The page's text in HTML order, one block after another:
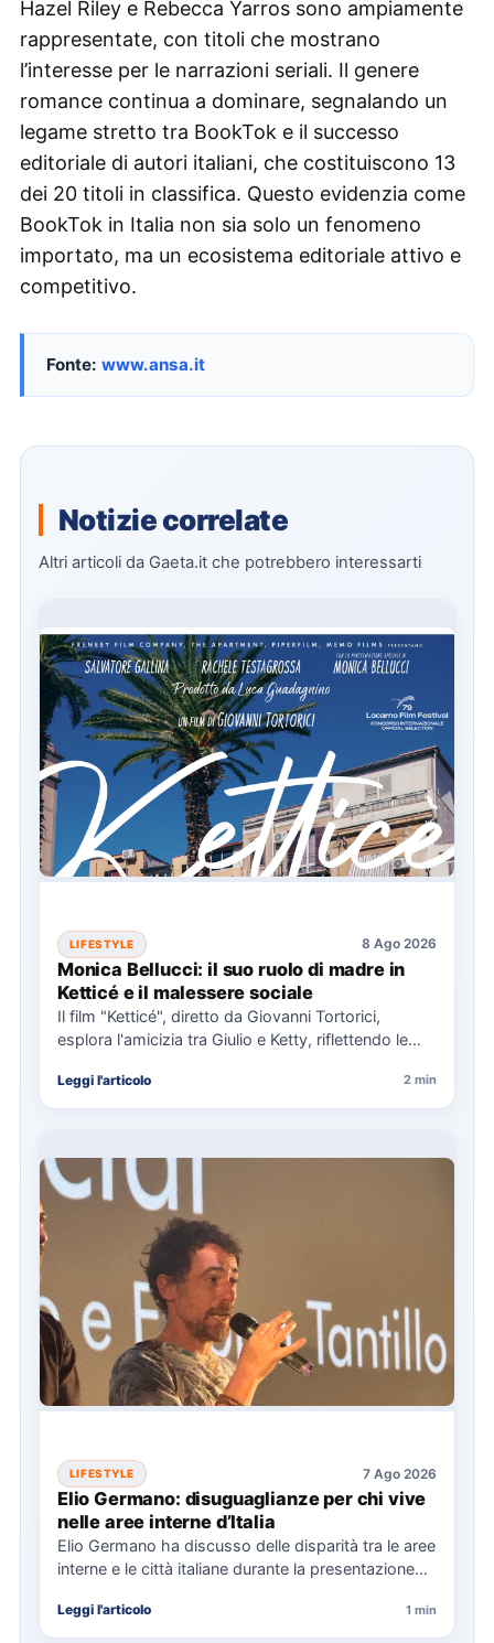
Hazel Riley e Rebecca Yarros sono ampiamente
rappresentate, con titoli che mostrano
l’interesse per le narrazioni seriali. Il genere
romance continua a dominare, segnalando un
legame stretto tra BookTok e il successo
editoriale di autori italiani, che costituiscono 13
dei 20 titoli in classifica. Questo evidenzia come
BookTok in Italia non sia solo un fenomeno
importato, ma un ecosistema editoriale attivo e
competitivo.
Fonte: www.ansa.it
Notizie correlate
Altri articoli da Gaeta.it che potrebbero interessarti
LIFESTYLE 8 Ago 2026
Monica Bellucci: il suo ruolo di madre in
Ketticé e il malessere sociale
Il film "Ketticé", diretto da Giovanni Tortorici,
esplora l'amicizia tra Giulio e Ketty, riflettendo le
Leggi l'articolo 2 min
LIFESTYLE 7 Ago 2026
Elio Germano: disuguaglianze per chi vive
nelle aree interne d’Italia
Elio Germano ha discusso delle disparità tra le aree
interne e le città italiane durante la presentazione
Leggi l'articolo 1 min